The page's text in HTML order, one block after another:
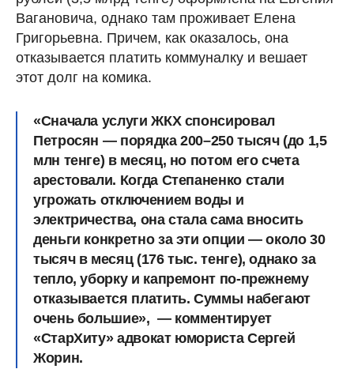
Вагановича, однако там проживает Елена
Григорьевна. Причем, как оказалось, она
отказывается платить коммуналку и вешает
этот долг на комика.
«Сначала услуги ЖКХ спонсировал
Петросян — порядка 200–250 тысяч (до 1,5
млн тенге) в месяц, но потом его счета
арестовали. Когда Степаненко стали
угрожать отключением воды и
электричества, она стала сама вносить
деньги конкретно за эти опции — около 30
тысяч в месяц (176 тыс. тенге), однако за
тепло, уборку и капремонт по-прежнему
отказывается платить. Суммы набегают
очень большие», — комментирует
«СтарХиту» адвокат юмориста Сергей
Жорин.